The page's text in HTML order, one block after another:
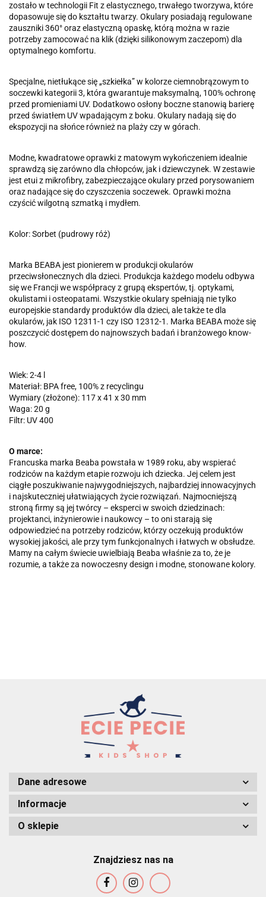
zostało w technologii Fit z elastycznego, trwałego tworzywa, które
dopasowuje się do kształtu twarzy. Okulary posiadają regulowane
zauszniki 360° oraz elastyczną opaskę, którą można w razie
potrzeby zamocować na klik (dzięki silikonowym zaczepom) dla
optymalnego komfortu.
Specjalne, nietłukące się „szkiełka” w kolorze ciemnobrązowym to
soczewki kategorii 3, która gwarantuje maksymalną, 100% ochronę
przed promieniami UV. Dodatkowo osłony boczne stanowią barierę
przed światłem UV wpadającym z boku. Okulary nadają się do
ekspozycji na słońce również na plaży czy w górach.
Modne, kwadratowe oprawki z matowym wykończeniem idealnie
sprawdzą się zarówno dla chłopców, jak i dziewczynek. W zestawie
jest etui z mikrofibry, zabezpieczające okulary przed porysowaniem
oraz nadające się do czyszczenia soczewek. Oprawki można
czyścić wilgotną szmatką i mydłem.
Kolor: Sorbet (pudrowy róż)
Marka BEABA jest pionierem w produkcji okularów
przeciwsłonecznych dla dzieci. Produkcja każdego modelu odbywa
się we Francji we współpracy z grupą ekspertów, tj. optykami,
okulistami i osteopatami. Wszystkie okulary spełniają nie tylko
europejskie standardy produktów dla dzieci, ale także te dla
okularów, jak ISO 12311-1 czy ISO 12312-1. Marka BEABA może się
poszczycić dostępem do najnowszych badań i branżowego know-
how.
Wiek: 2-4 l
Materiał: BPA free, 100% z recyclingu
Wymiary (złożone): 117 x 41 x 30 mm
Waga: 20 g
Filtr: UV 400
O marce:
Francuska marka Beaba powstała w 1989 roku, aby wspierać
rodziców na każdym etapie rozwoju ich dziecka. Jej celem jest
ciągłe poszukiwanie najwygodniejszych, najbardziej innowacyjnych
i najskuteczniej ułatwiających życie rozwiązań. Najmocniejszą
stroną firmy są jej twórcy – eksperci w swoich dziedzinach:
projektanci, inżynierowie i naukowcy – to oni starają się
odpowiedzieć na potrzeby rodziców, którzy oczekują produktów
wysokiej jakości, ale przy tym funkcjonalnych i łatwych w obsłudze.
Mamy na całym świecie uwielbiają Beaba właśnie za to, że je
rozumie, a także za nowoczesny design i modne, stonowane kolory.
Dane adresowe
Informacje
O sklepie
Znajdziesz nas na